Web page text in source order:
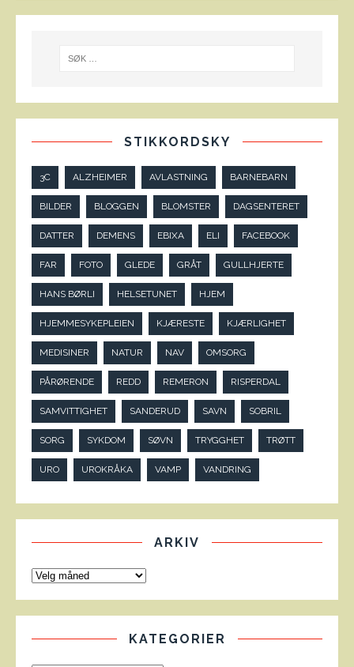
STIKKORDSKY
3C ALZHEIMER AVLASTNING BARNEBARN
BILDER BLOGGEN BLOMSTER DAGSENTERET
DATTER DEMENS EBIXA ELI FACEBOOK
FAR FOTO GLEDE GRÅT GULLHJERTE
HANS BØRLI HELSETUNET HJEM
HJEMMESYKEPLEIEN KJÆRESTE KJÆRLIGHET
MEDISINER NATUR NAV OMSORG
PÅRØRENDE REDD REMERON RISPERDAL
SAMVITTIGHET SANDERUD SAVN SOBRIL
SORG SYKDOM SØVN TRYGGHET TRØTT
URO UROKRÅKA VAMP VANDRING
ARKIV
KATEGORIER